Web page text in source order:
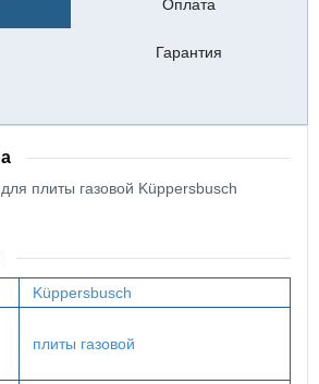
Оплата
Гарантия
плиты газовой Küppersbusch
Küppersbusch
плиты газовой